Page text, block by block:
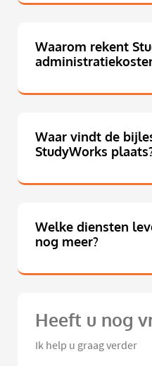
Waarom rekent
Waar vindt de
StudyWorks
Welke diensten
nog meer?
Heeft u nog
Ik help u graag verder